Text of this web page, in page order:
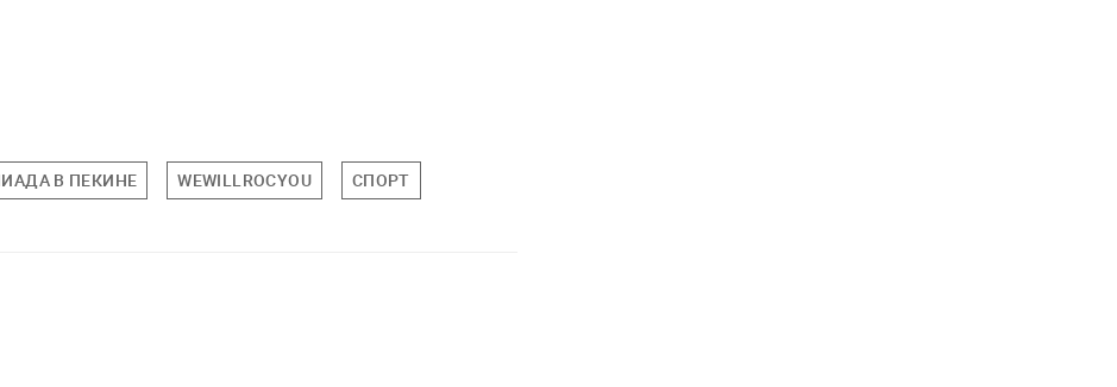
В ПЕКИНЕ WEWILLROCYOU СПОРТ